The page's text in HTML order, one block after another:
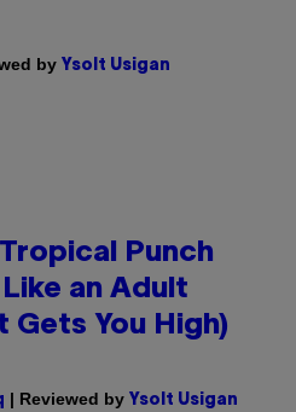
by Ysolt Usigan
Punch
an Adult
Gets You High)
| Reviewed by Ysolt Usigan